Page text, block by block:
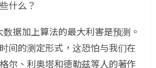
什么？
数据加上算法的最大利害是预测。
间的测定形式，这恐怕与我们在
尔、利奥塔和德勒兹等人的著作